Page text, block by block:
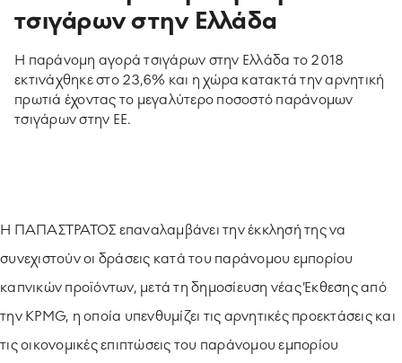
ΥΠΟΔΕΙΓΜΑΤΙΚΗ ΛΕΙΤΟΥΡΓΙΑ
ΕΡΓΑZOMΕΝΟΙ & ΣΥΝΕΡΓΑΤΕΣ
ΠΕΡΙΒΑΛΛΟΝ
τσιγάρων στην Ελλάδα
H παράνομη αγορά τσιγάρων στην Ελλάδα το 2018
εκτινάχθηκε στο 23,6% και η χώρα κατακτά την αρνητική
πρωτιά έχοντας το μεγαλύτερο ποσοστό παράνομων
τσιγάρων στην ΕΕ.
Η ΠΑΠΑΣΤΡΑΤΟΣ επαναλαμβάνει την έκκλησή της να
συνεχιστούν οι δράσεις κατά του παράνομου εμπορίου
καπνικών προϊόντων, μετά τη δημοσίευση νέας Έκθεσης από
την KPMG, η οποία υπενθυμίζει τις αρνητικές προεκτάσεις και
τις οικονομικές επιπτώσεις του παράνομου εμπορίου